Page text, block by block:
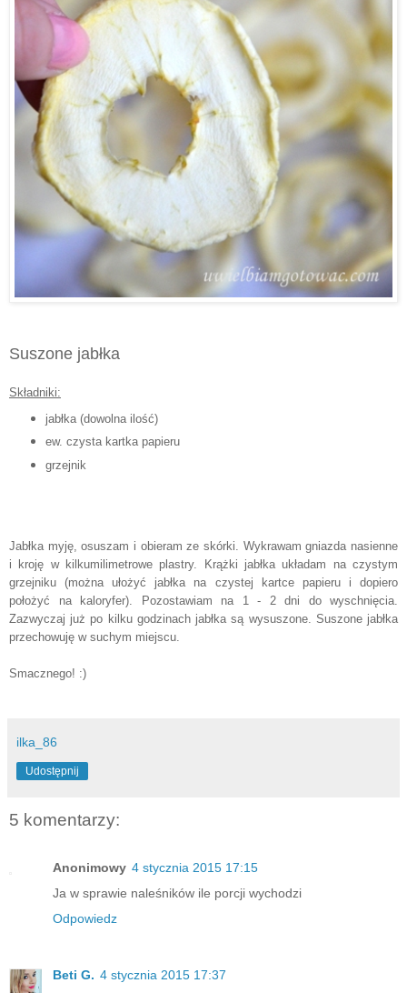
Suszone jabłka
Składniki:
jabłka (dowolna ilość)
ew. czysta kartka papieru
grzejnik
Jabłka myję, osuszam i obieram ze skórki. Wykrawam gniazda nasienne
i kroję w kilkumilimetrowe plastry. Krążki jabłka układam na czystym
grzejniku (można ułożyć jabłka na czystej kartce papieru i dopiero
położyć na kaloryfer). Pozostawiam na 1 - 2 dni do wyschnięcia.
Zazwyczaj już po kilku godzinach jabłka są wysuszone. Suszone jabłka
przechowuję w suchym miejscu.
Smacznego! :)
ilka_86
Udostępnij
5 komentarzy:
Anonimowy 4 stycznia 2015 17:15
Ja w sprawie naleśników ile porcji wychodzi
Odpowiedz
Beti G. 4 stycznia 2015 17:37